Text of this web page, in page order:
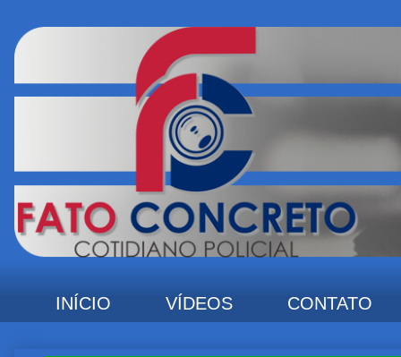
INÍCIO VÍDEOS CONTATO